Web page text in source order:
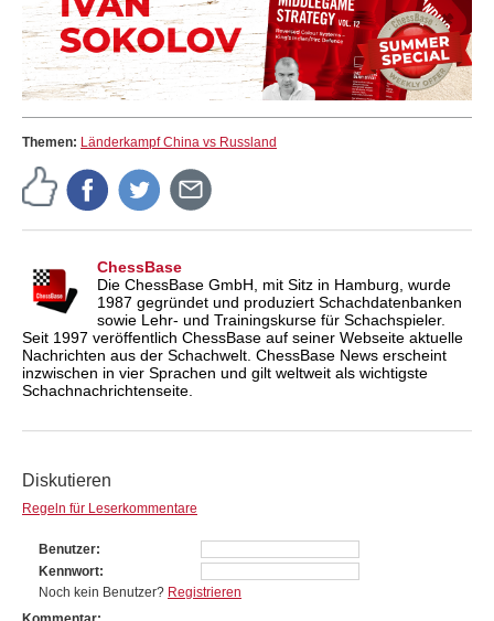
Themen: Länderkampf China vs Russland
ChessBase
Die ChessBase GmbH, mit Sitz in Hamburg, wurde
1987 gegründet und produziert Schachdatenbanken
sowie Lehr- und Trainingskurse für Schachspieler.
Seit 1997 veröffentlich ChessBase auf seiner Webseite aktuelle
Nachrichten aus der Schachwelt. ChessBase News erscheint
inzwischen in vier Sprachen und gilt weltweit als wichtigste
Schachnachrichtenseite.
Diskutieren
Regeln für Leserkommentare
Benutzer
Kennwort
Noch kein Benutzer? Registrieren